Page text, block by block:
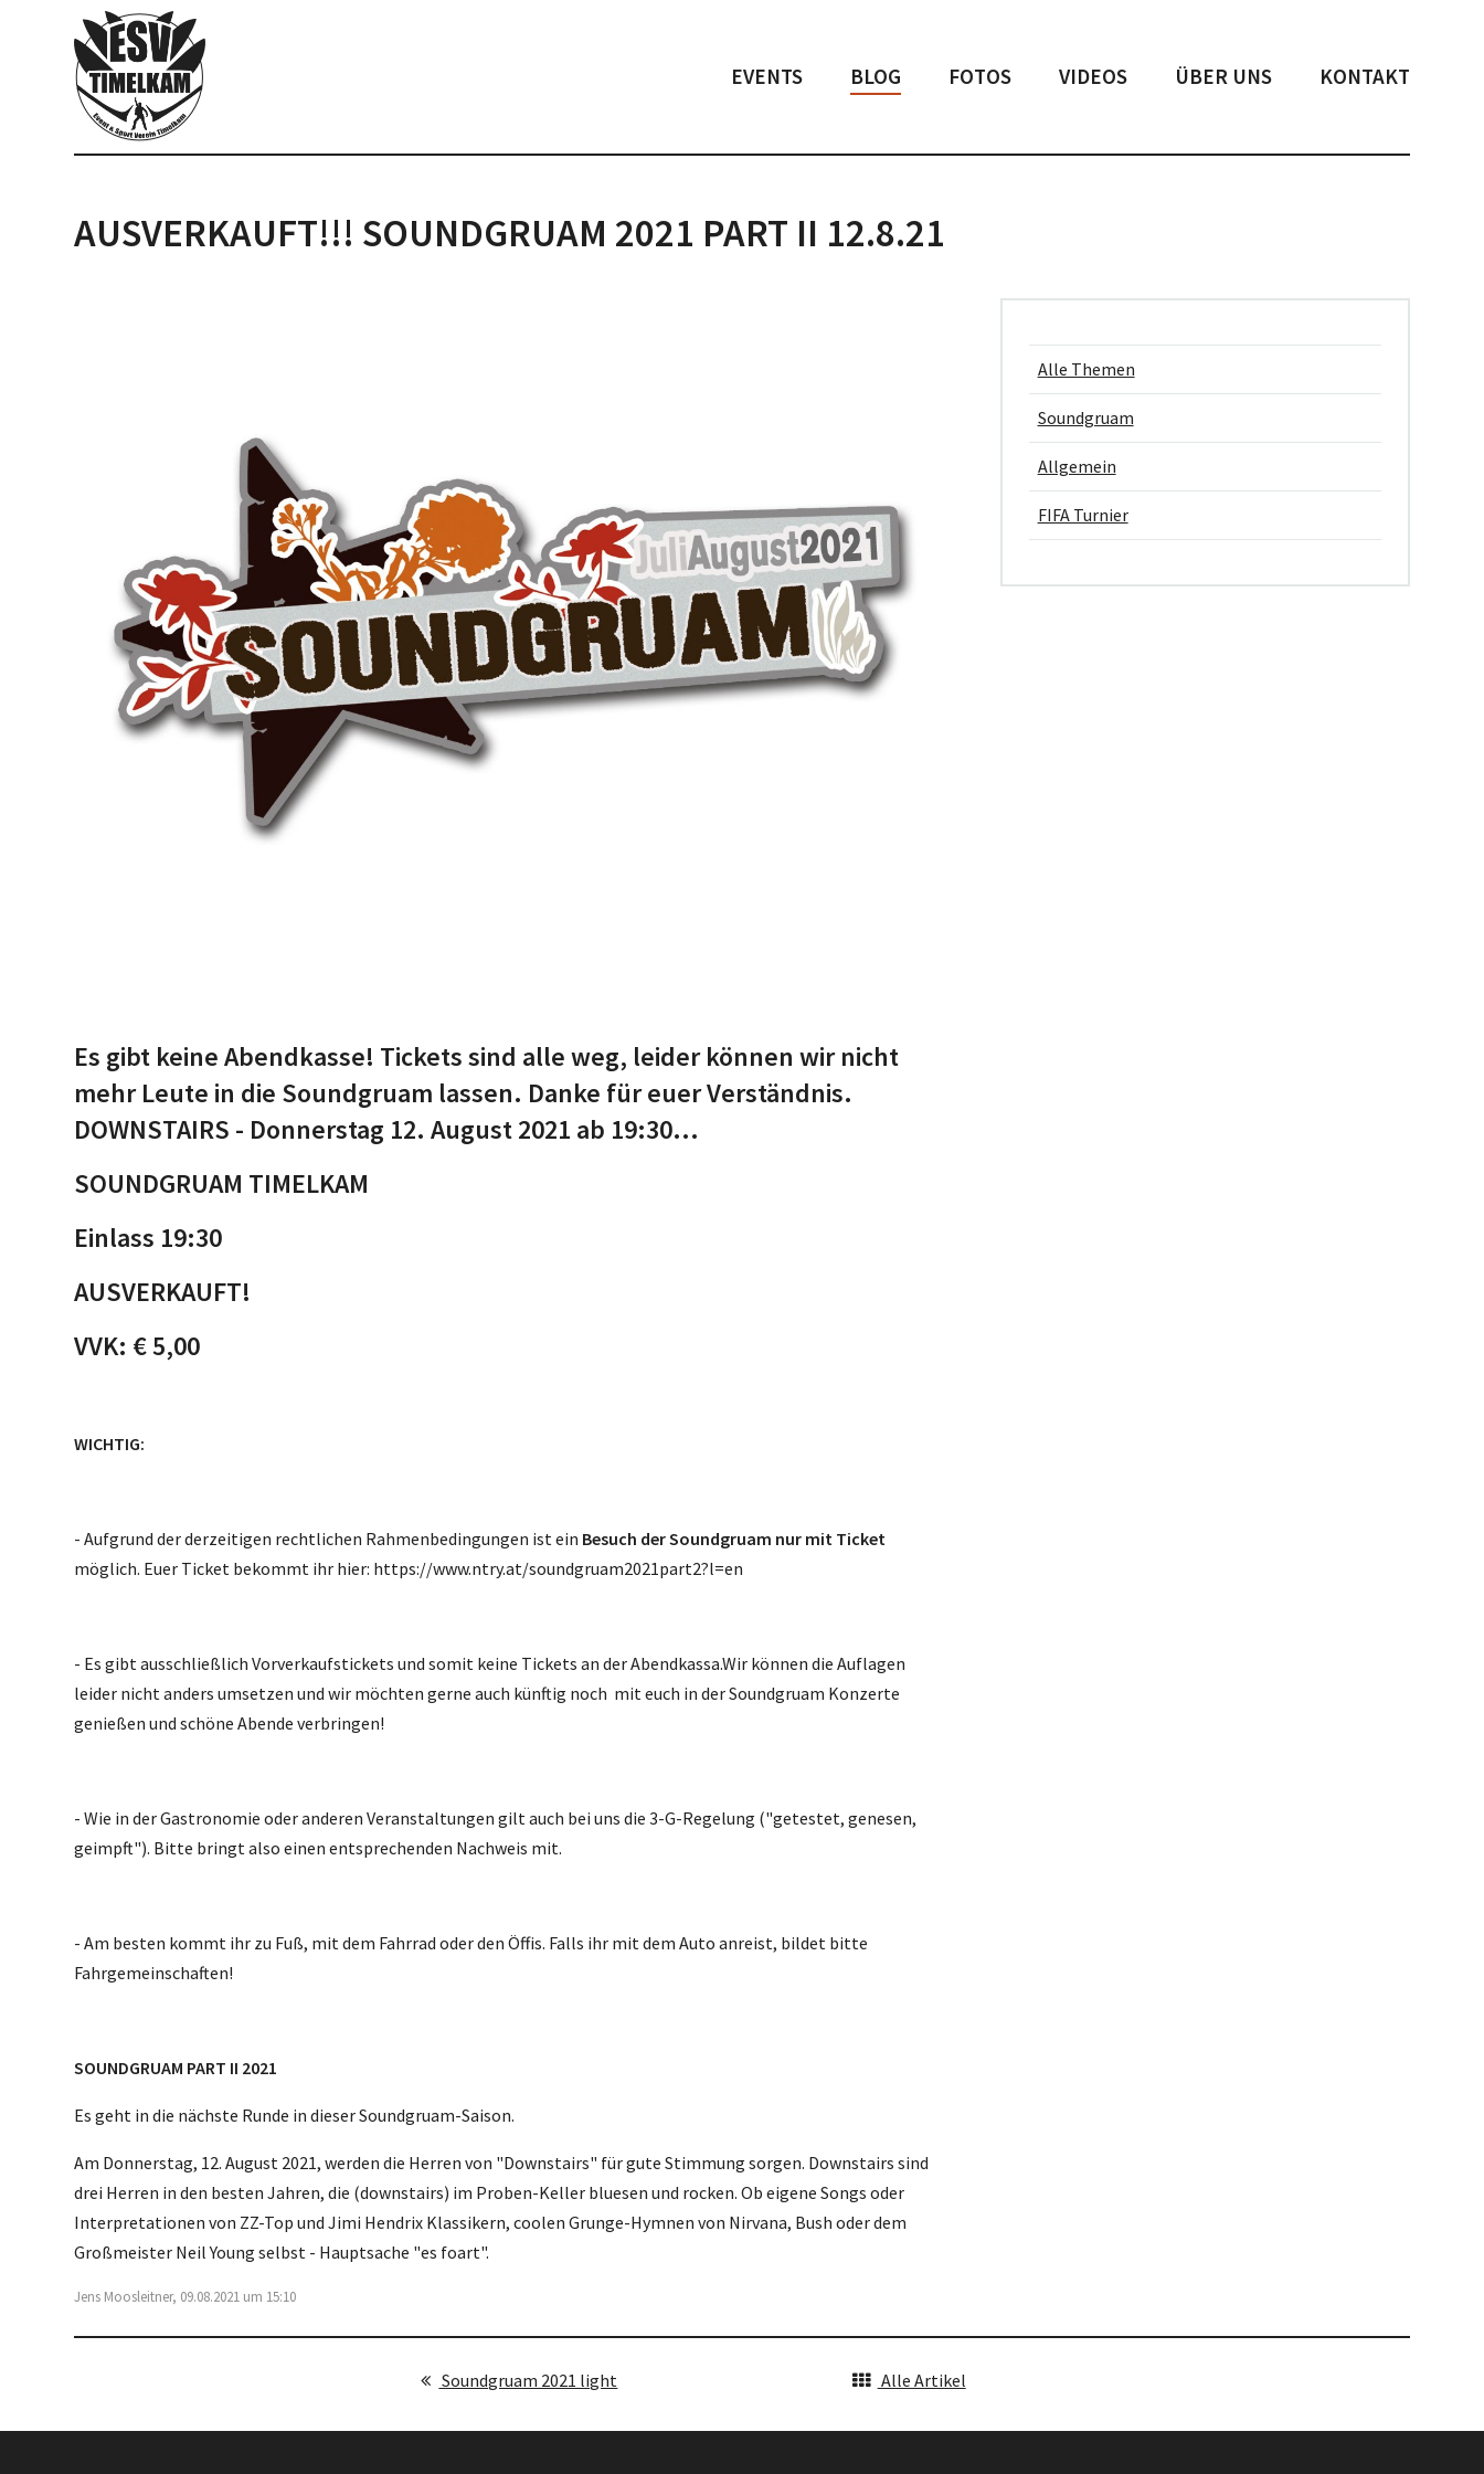
EVENTS BLOG FOTOS VIDEOS ÜBER UNS KONTAKT
AUSVERKAUFT!!! SOUNDGRUAM 2021 PART II 12.8.21
Es gibt keine Abendkasse! Tickets sind alle weg, leider können wir nicht
mehr Leute in die Soundgruam lassen. Danke für euer Verständnis.
DOWNSTAIRS - Donnerstag 12. August 2021 ab 19:30...
SOUNDGRUAM TIMELKAM
Einlass 19:30
AUSVERKAUFT!
VVK: € 5,00
WICHTIG:
- Aufgrund der derzeitigen rechtlichen Rahmenbedingungen ist ein Besuch der Soundgruam nur mit Ticket
möglich. Euer Ticket bekommt ihr hier: https://www.ntry.at/soundgruam2021part2?l=en
- Es gibt ausschließlich Vorverkaufstickets und somit keine Tickets an der Abendkassa.Wir können die Auflagen
leider nicht anders umsetzen und wir möchten gerne auch künftig noch mit euch in der Soundgruam Konzerte
genießen und schöne Abende verbringen!
- Wie in der Gastronomie oder anderen Veranstaltungen gilt auch bei uns die 3-G-Regelung ("getestet, genesen,
geimpft"). Bitte bringt also einen entsprechenden Nachweis mit.
- Am besten kommt ihr zu Fuß, mit dem Fahrrad oder den Öffis. Falls ihr mit dem Auto anreist, bildet bitte
Fahrgemeinschaften!
SOUNDGRUAM PART II 2021
Es geht in die nächste Runde in dieser Soundgruam-Saison.
Am Donnerstag, 12. August 2021, werden die Herren von "Downstairs" für gute Stimmung sorgen. Downstairs sind
drei Herren in den besten Jahren, die (downstairs) im Proben-Keller bluesen und rocken. Ob eigene Songs oder
Interpretationen von ZZ-Top und Jimi Hendrix Klassikern, coolen Grunge-Hymnen von Nirvana, Bush oder dem
Großmeister Neil Young selbst - Hauptsache "es foart".
Jens Moosleitner, 09.08.2021 um 15:10
Alle Themen
Soundgruam
Allgemein
FIFA Turnier
Soundgruam 2021 light Alle Artikel